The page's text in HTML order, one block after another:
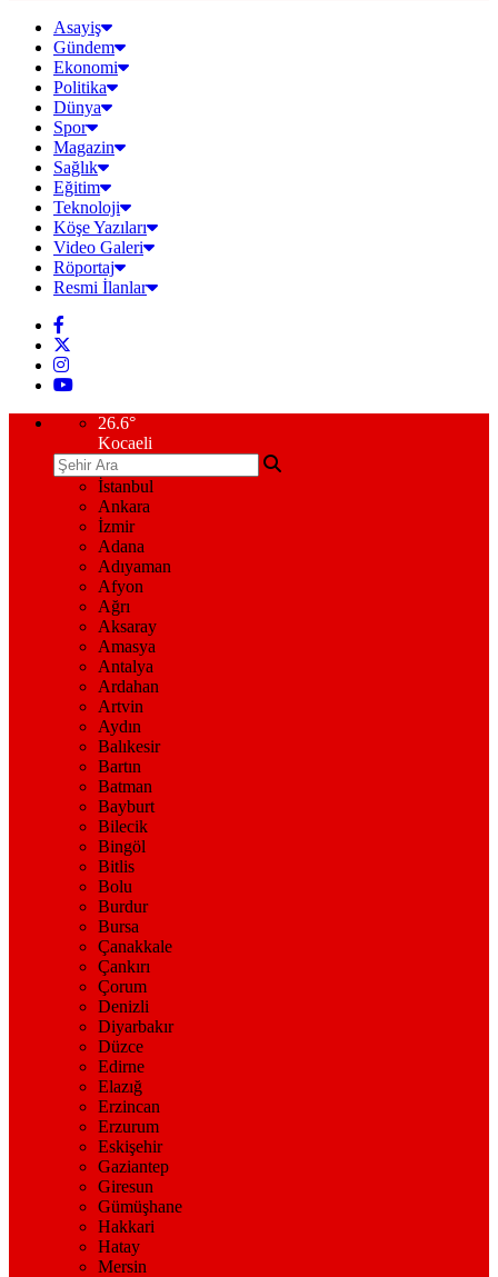
Asayiş
Gündem
Ekonomi
Politika
Dünya
Spor
Magazin
Sağlık
Eğitim
Teknoloji
Köşe Yazıları
Video Galeri
Röportaj
Resmi İlanlar
26.6°
Kocaeli
İstanbul
Ankara
İzmir
Adana
Adıyaman
Afyon
Ağrı
Aksaray
Amasya
Antalya
Ardahan
Artvin
Aydın
Balıkesir
Bartın
Batman
Bayburt
Bilecik
Bingöl
Bitlis
Bolu
Burdur
Bursa
Çanakkale
Çankırı
Çorum
Denizli
Diyarbakır
Düzce
Edirne
Elazığ
Erzincan
Erzurum
Eskişehir
Gaziantep
Giresun
Gümüşhane
Hakkari
Hatay
Mersin